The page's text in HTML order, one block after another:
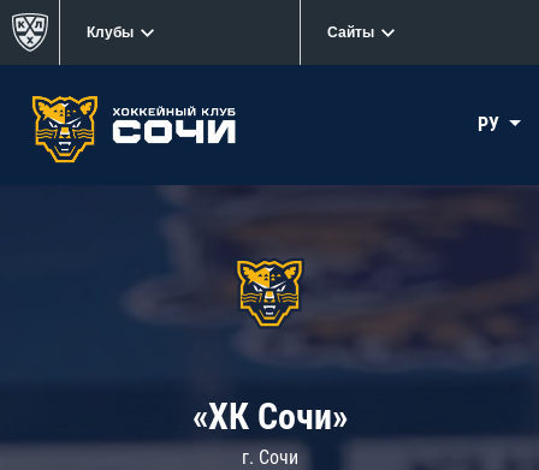
Клубы Сайты
РУ
«ХК Сочи»
г. Сочи